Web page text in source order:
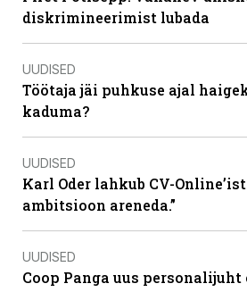
diskrimineerimist lubada
UUDISED
Töötaja jäi puhkuse ajal
kaduma?
UUDISED
Karl Oder lahkub CV-
ambitsioon areneda.”
UUDISED
Coop Panga uus